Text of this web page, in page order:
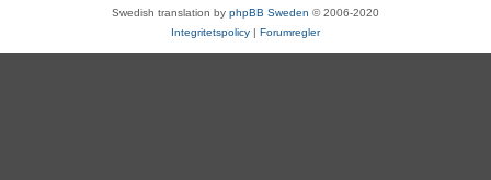
Swedish translation by phpBB Sweden © 2006-2020
Integritetspolicy | Forumregler